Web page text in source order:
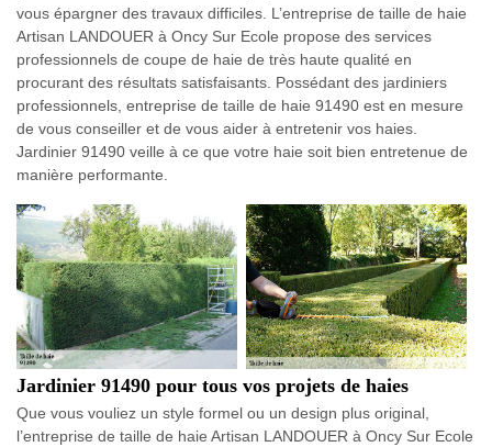
vous épargner des travaux difficiles. L’entreprise de taille de haie
Artisan LANDOUER à Oncy Sur Ecole propose des services
professionnels de coupe de haie de très haute qualité en
procurant des résultats satisfaisants. Possédant des jardiniers
professionnels, entreprise de taille de haie 91490 est en mesure
de vous conseiller et de vous aider à entretenir vos haies.
Jardinier 91490 veille à ce que votre haie soit bien entretenue de
manière performante.
Jardinier 91490 pour tous vos projets de haies
Que vous vouliez un style formel ou un design plus original,
l’entreprise de taille de haie Artisan LANDOUER à Oncy Sur Ecole